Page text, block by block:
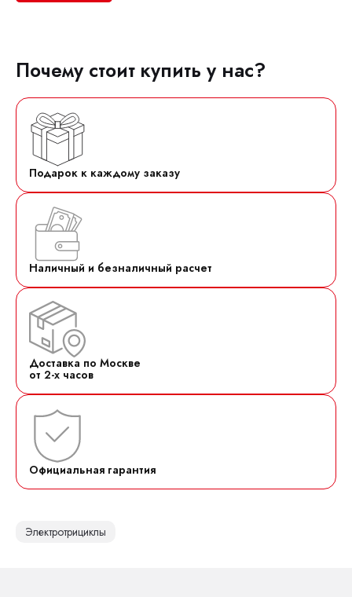
Почему стоит купить у нас?
Подарок к каждому заказу
Наличный и безналичный расчет
Доставка по Москве
от 2-х часов
Официальная гарантия
Электротрициклы